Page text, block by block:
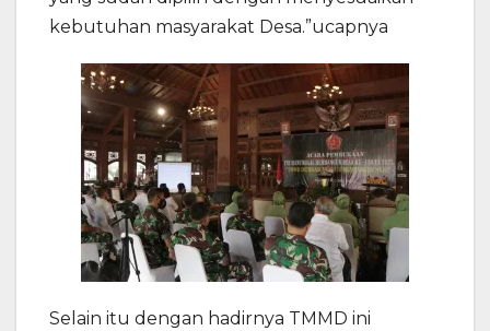
kebutuhan masyarakat Desa.”ucapnya
Selain itu dengan hadirnya TMMD ini